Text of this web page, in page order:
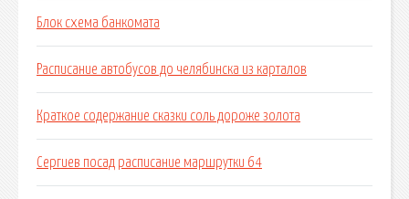
Блок схема банкомата
Расписание автобусов до челябинска из карталов
Краткое содержание сказки соль дороже золота
Сергиев посад расписание маршрутки 64